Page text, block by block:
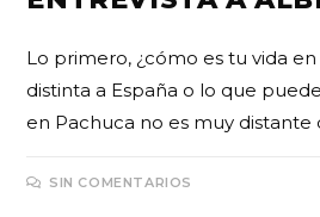
Lo primero, ¿cómo es tu vida en
distinta a España o lo que
en Pachuca no es muy distante
SIN COMENTARIOS